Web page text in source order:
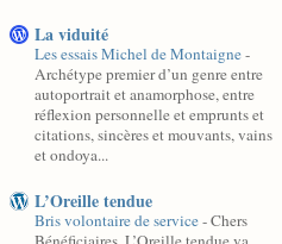
La viduité
Les essais Michel de Montaigne-
Archétype premier d’un genre entre
autoportrait et anamorphose, entre
réflexion personnelle et emprunts et
citations, sincères et mouvants, vains
et ondoya...
L’Oreille tendue
Bris volontaire de service-Chers